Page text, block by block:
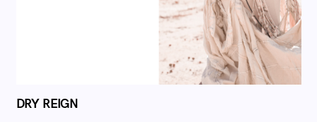
DRY REIGN